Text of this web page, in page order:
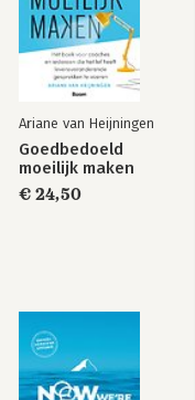
Ariane van Heijningen
Goedbedoeld
moeilijk maken
€ 24,50